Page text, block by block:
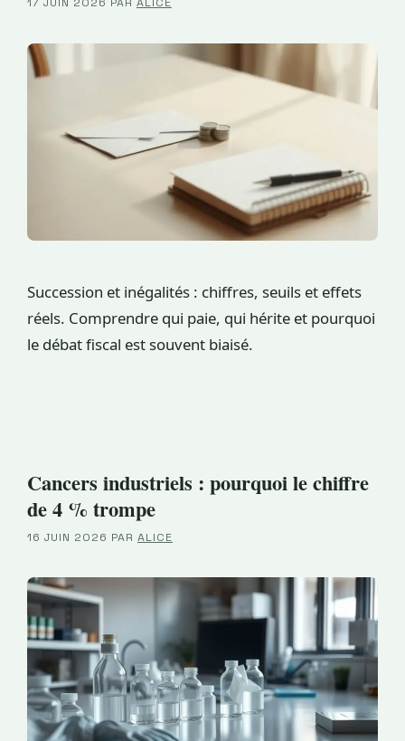
Succession et inégalités : chiffres, seuils et effets
réels. Comprendre qui paie, qui hérite et pourquoi
le débat fiscal est souvent biaisé.
Cancers industriels : pourquoi le chiffre
de 4 % trompe
16 JUIN 2026 PAR ALICE